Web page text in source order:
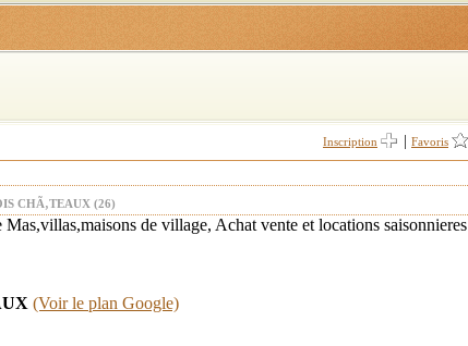
Inscription Favoris
CHÃ‚TEAUX (26)
de village, Achat vente et locations saisonnieres
(Voir le plan Google)